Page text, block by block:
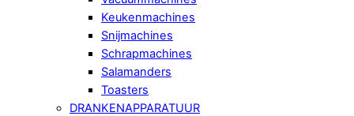
Keukenmachines
Snijmachines
Schrapmachines
Salamanders
Toasters
DRANKENAPPARATUUR